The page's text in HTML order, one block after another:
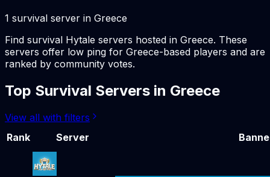
1 survival server in Greece
Find survival Hytale servers hosted in Greece. These
servers offer low ping for Greece-based players and are
ranked by community votes.
Top Survival Servers in Greece
View all with filters
Rank
Server